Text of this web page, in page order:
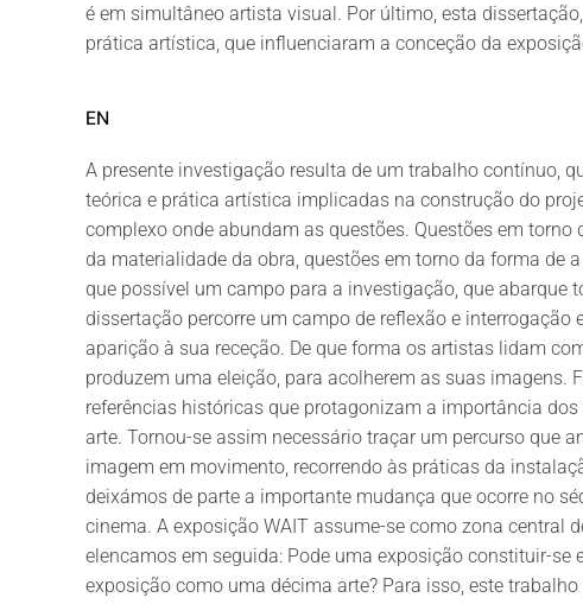
é em simultâneo artista visual. Por último, esta
prática artística, que influenciaram a conceção da
EN
A presente investigação resulta de um trabalho contínuo,
teórica e prática artística implicadas na construção do
complexo onde abundam as questões. Questões em
da materialidade da obra, questões em torno da forma de
que possível um campo para a investigação, que abarque
dissertação percorre um campo de reflexão e
aparição à sua receção. De que forma os artistas lidam
produzem uma eleição, para acolherem as suas imagens.
referências históricas que protagonizam a importância
arte. Tornou-se assim necessário traçar um percurso que
imagem em movimento, recorrendo às práticas da
deixámos de parte a importante mudança que ocorre no
cinema. A exposição WAIT assume-se como zona central
elencamos em seguida: Pode uma exposição constituir-
exposição como uma décima arte? Para isso, este